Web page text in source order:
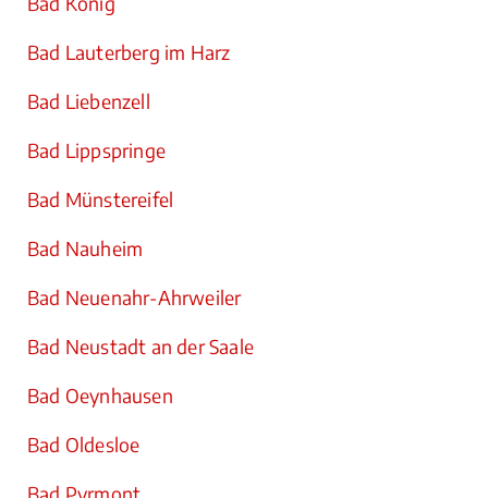
Bad Lauterberg im Harz
Bad Liebenzell
Bad Lippspringe
Bad Münstereifel
Bad Nauheim
Bad Neuenahr-Ahrweiler
Bad Neustadt an der Saale
Bad Oeynhausen
Bad Oldesloe